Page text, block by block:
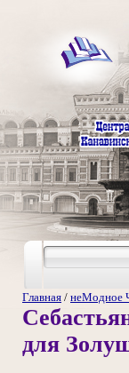
Главная / неМодное
для